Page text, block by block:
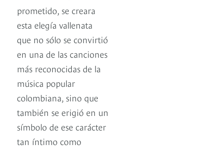
prometido, se creara
esta elegía vallenata
que no sólo se convirtió
en una de las canciones
más reconocidas de la
música popular
colombiana, sino que
también se erigió en un
símbolo de ese carácter
tan íntimo como